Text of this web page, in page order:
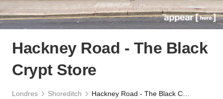
Hackney Road - The Black
Crypt Store
Londres Shoreditch